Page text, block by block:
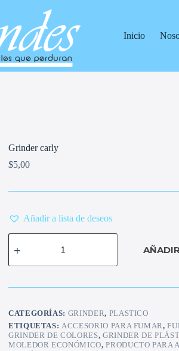
Inicio
Grinder carly
$5,00
Añadir a lista de deseos
Grinder
carly
CATEGORÍAS: GRINDER, PLASTICO
ETIQUETAS:ACCESORIO PARA FUMAR,
GRINDER DE COLORES, GRINDER DE
MOLEDOR ECONÓMICO,PRODUCTO PARA